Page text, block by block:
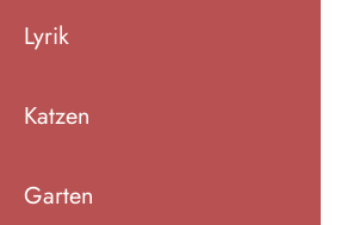
Lyrik
Katzen
Garten